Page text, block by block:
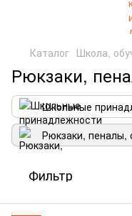
Каталог Школа,
Рюкзаки,
Школьные
Рюкзаки, пеналы,
Фильтр